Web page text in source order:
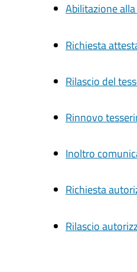
Abilitazione
Richiesta
Rilascio del
Rinnovo
Inoltro
Richiesta
Rilascio